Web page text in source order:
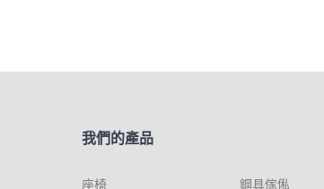
我們的產品
座椅 鋼具傢俬